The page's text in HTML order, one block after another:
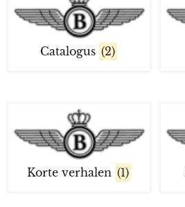
Catalogus (2)
Korte verhalen (1)